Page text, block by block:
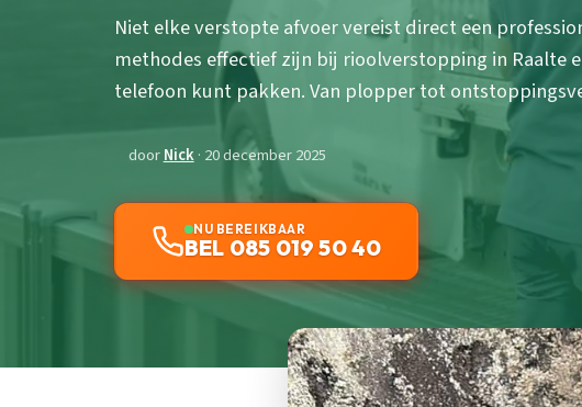
Niet elke verstopte afvoer vereist direct een
methodes effectief zijn bij rioolverstopping in Raalte
telefoon kunt pakken. Van plopper tot
doorNick· 20 december 2025
NU BEREIKBAAR
BEL 085 019 50 40